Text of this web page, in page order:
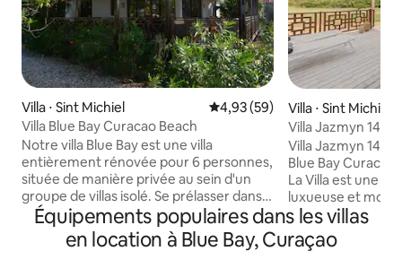
Villa ⋅ Sint Michiel Évaluation moyenne sur la
4,93 (59)
Villa Blue Bay Curacao Beach
Notre villa Blue Bay est une villa
entièrement rénovée pour 6 personnes,
située de manière privée au sein d'un
groupe de villas isolé. Se prélasser dans
la spacieuse véranda surplombant les
palmiers, le jardin tropical et le lac de
flamants roses à côté du terrain de golf
Villa ⋅ Sint Michiel
Villa Jazmyn 14
Blue Bay Curaçao
Villa Jazmyn 14
Blue Bay Curacao
La Villa est une
luxueuse et
jusqu'à cinq
des plus beaux
& Beach Resort :
Équipements populaires dans les villas
en location à Blue Bay, Curaçao